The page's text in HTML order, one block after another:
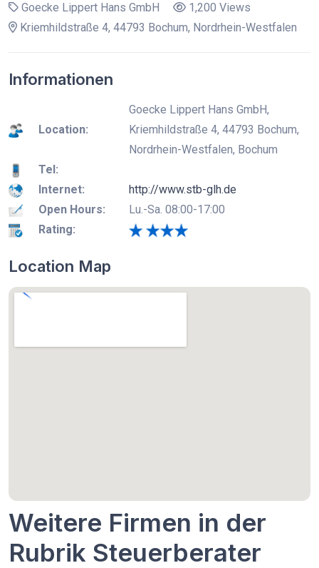
Goecke Lippert Hans GmbH
1,200 Views
Kriemhildstraße 4, 44793 Bochum, Nordrhein-Westfalen
Informationen
Location:
Goecke Lippert Hans GmbH,
Kriemhildstraße 4, 44793 Bochum,
Nordrhein-Westfalen, Bochum
Tel:
Internet:
http://www.stb-glh.de
Open Hours:
Lu.-Sa. 08:00-17:00
Rating:
Location Map
Weitere Firmen in der
Rubrik Steuerberater